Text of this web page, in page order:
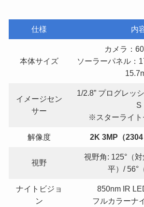
仕様 内
本体サイズ
カメラ：
ソーラーパネル：
イメージセン
サー
1/2.8” プログレッ
S
※スターライト
解像度 2K 3MP（2304
視野
視野角: 125°（
平）/ 56°
ナイトビジョ
ン
850nm IR
フルカラーナ